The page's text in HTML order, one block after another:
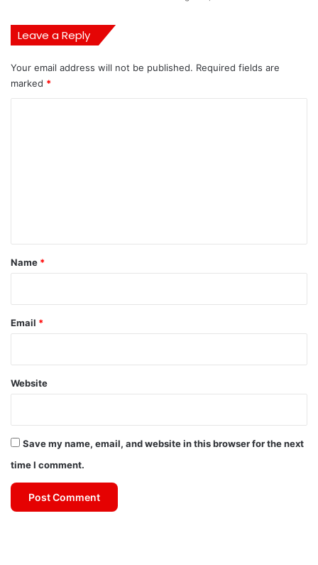
Leave a Reply
Your email address will not be published. Required fields are
marked *
*
Name *
Email *
Website
Save my name, email, and website in this browser for the next
time I comment.